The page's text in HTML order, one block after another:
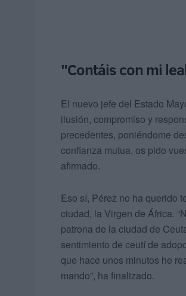
"Contáis con mi
El nuevo jefe del Estado
ilusión, compromiso y
precedentes, poniéndome
confianza mutua, os pido
afirmado.
Eso sí, Pérez no ha querido
ciudad, la Virgen de África.
patrona de la ciudad de
sentimiento de ceutí de
que hace unos minutos he
mando”, ha finalizado.